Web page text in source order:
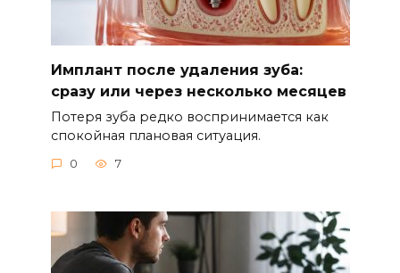
Имплант после удаления зуба:
сразу или через несколько месяцев
Потеря зуба редко воспринимается как
спокойная плановая ситуация.
0 7